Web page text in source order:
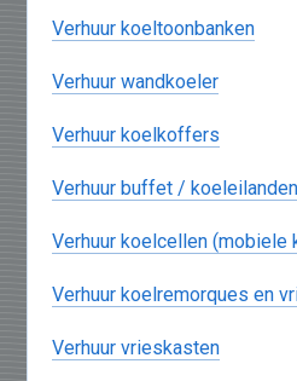
Verhuur koeltoonbanken
Verhuur wandkoeler
Verhuur koelkoffers
Verhuur buffet /
Verhuur koelcellen
Verhuur koelremorques en
Verhuur vrieskasten